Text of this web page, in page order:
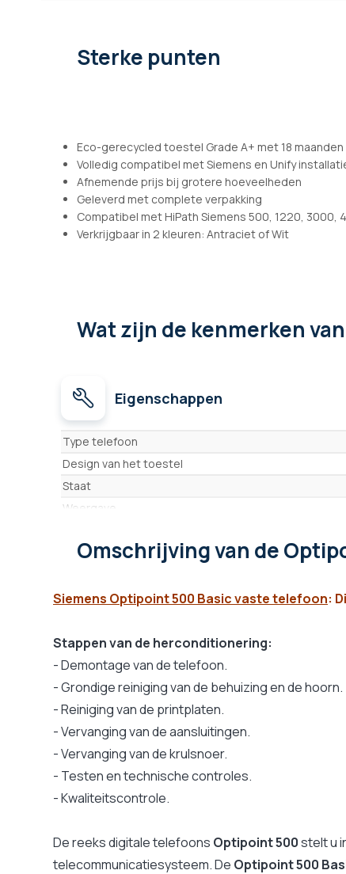
afbeeldingen-
Sterke punten
Eco-gerecycled toestel Grade A+ met 18
Volledig compatibel met Siemens en Unify
Afnemende prijs bij grotere hoeveelheden
Geleverd met complete verpakking
Compatibel met HiPath Siemens 500, 1220, 3000,
Verkrijgbaar in 2 kleuren: Antraciet of Wit
Wat zijn de kenmerken
Eigenschappen
Eigenschappen
Type telefoon
Design van het toestel
Staat
Weergave
Hoofdtelefooningang
Oproepenlijst
Compatibel met uitbreidingsmodules
Mute-toets
Map
Antwoordapparaat
Compatibel met gehoorapparaten
Toetsenbord
Compatibel met PABX
Controlelampjes voor oproepen
Afmetingen
Gewicht
Omschrijvingvan de
Siemens Optipoint 500 Basic vaste telefoon:
Stappen van de herconditionering:
- Demontage van de telefoon.
- Grondige reiniging van de behuizing en de hoorn.
- Reiniging van de printplaten.
- Vervanging van de aansluitingen.
- Vervanging van de krulsnoer.
- Testen en technische controles.
- Kwaliteitscontrole.
De reeks digitale telefoons Optipoint 500stelt u
telecommunicatiesysteem. De Optipoint 500